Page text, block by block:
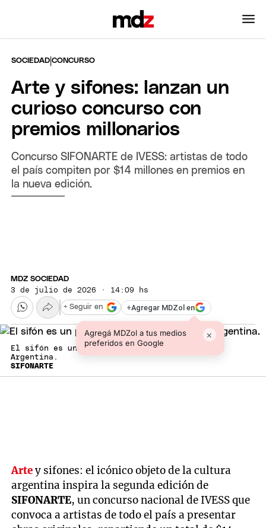
SOCIEDAD |CONCURSO
Arte y sifones: lanzan un
curioso concurso con
premios millonarios
Concurso SIFONARTE de IVESS: artistas de todo
el país compiten por $14 millones en premios en
la nueva edición.
MDZ SOCIEDAD
3 de julio de 2026 · 14:09 hs
+Agregar MDZol en
Agregá MDZol a tus medios
preferidos en Google
×
+ Seguir en
El sifón es un producto característico en la
Argentina.
SIFONARTE
Artey sifones: el icónico objeto de la cultura
argentina inspira la segunda edición de
SIFONARTE, un concurso nacional de IVESS que
convoca a artistas de todo el país a presentar